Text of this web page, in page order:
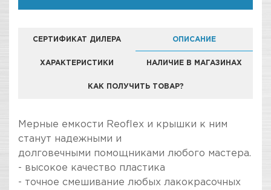
СЕРТИФИКАТ ДИЛЕРА ОПИСАНИЕ
ХАРАКТЕРИСТИКИ НАЛИЧИЕ В МАГАЗИНАХ
КАК ПОЛУЧИТЬ ТОВАР?
КОМПАНИЯ "ЗВЕЗДА УДАЧИ" ЯВЛЯЕТСЯ
ОФИЦИАЛЬНЫМ ДИЛЕРОМ БРЕНДА REOFLEX
Мерные емкости Reoflex и крышки к ним
станут надежными и
долговечными помощниками любого мастера.
- высокое качество пластика
- точное смешивание любых лакокрасочных